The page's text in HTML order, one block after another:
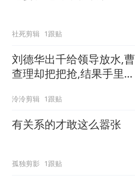
社死剪辑 1跟贴
刘德华出千给领导放水,曹
查理却把把抢,结果手里没
泠泠剪辑 1跟贴
有关系的才敢这么嚣张
孤独剪影 1跟贴